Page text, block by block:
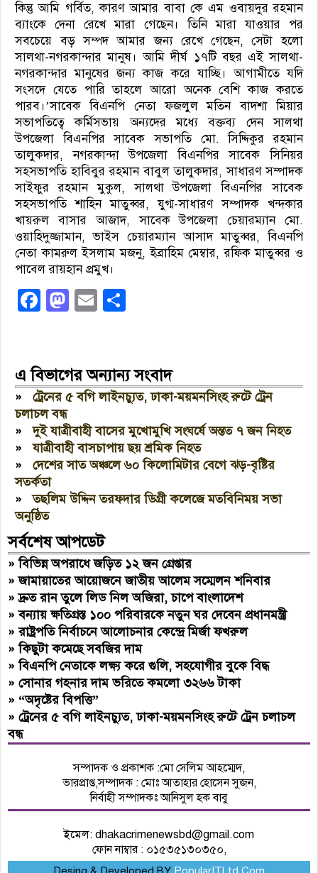
কিন্তু আমি গর্বিত, কারণ আমার বাবা কে এম ওবায়দুর রহমান
ব্যাংকে দেনা রেখে মারা গেছেন। তিনি মারা যাওয়ার পর
সবচেয়ে বড় সম্পদ আমার জন্য রেখে গেছেন, সেটা হলো
সালথা-নগরকান্দার মানুষ। আমি দীর্ঘ ১৭টি বছর এই সালথা-
নগরকান্দার মানুষের জন্য কাজ করে যাচ্ছি। আগামীতে যদি
সংসদে যেতে পারি তাহলে আরো অনেক বেশি কাজ করতে
পারব।’সাবেক বিএনপি নেতা ফজলুল মতিন বাদশা মিয়ার
সভাপতিত্বে কর্মিসভায় অন্যদের মধ্যে বক্তব্য দেন সালথা
উপজেলা বিএনপির সাবেক সভাপতি মো. সিদ্দিকুর রহমান
তালুকদার, নগরকান্দা উপজেলা বিএনপির সাবেক সিনিয়র
সহসভাপতি হাবিবুর রহমান বাবুল তালুকদার, সাধারণ সম্পাদক
সাইফুর রহমান মুকুল, সালথা উপজেলা বিএনপির সাবেক
সহসভাপতি শাহিন মাতুব্বর, যুগ্ম-সাধারণ সম্পাদক খন্দকার
খায়রুল বাসার আজাদ, সাবেক উপজেলা চেয়ারম্যান মো.
ওয়াহিদুজ্জামান, ভাইস চেয়ারম্যান আসাদ মাতুব্বর, বিএনপি
নেতা কামরুল ইসলাম মজনু, ইব্রাহিম মেম্বার, রফিক মাতুব্বর ও
পাবেল রায়হান প্রমুখ।
Facebook
Mastodon
Email
এ বিভাগের অন্যান্য সংবাদ
»ট্রেনের ৫ বগি লাইনচ্যুত, ঢাকা-ময়মনসিংহ রুটে ট্রেন
চলাচল বন্ধ
»দুই যাত্রীবাহী বাসের মুখোমুখি সংঘর্ষে অন্তত ৭ জন নিহত
»যাত্রীবাহী বাসচাপায় ছয় শ্রমিক নিহত
»দেশের সাত অঞ্চলে ৬০ কিলোমিটার বেগে ঝড়-বৃষ্টির
সতর্কতা
»তছলিম উদ্দিন তরফদার ডিগ্রী কলেজে মতবিনিময় সভা
অনুষ্ঠিত
সর্বশেষ আপডেট
»বিভিন্ন অপরাধে জড়িত ১২ জন গ্রেপ্তার
»জামায়াতের আয়োজনে জাতীয় আলেম সম্মেলন শনিবার
»দ্রুত রান তুলে লিড নিল অজিরা, চাপে বাংলাদেশ
»বন্যায় ক্ষতিগ্রস্ত ১০০ পরিবারকে নতুন ঘর দেবেন প্রধানমন্ত্রী
»রাষ্ট্রপতি নির্বাচনে আলোচনার কেন্দ্রে মির্জা ফখরুল
»কিছুটা কমেছে সবজির দাম
»বিএনপি নেতাকে লক্ষ্য করে গুলি, সহযোগীর বুকে বিদ্ধ
»সোনার গহনার দাম ভরিতে কমলো ৩২৬৬ টাকা
» “অদৃষ্টের বিপত্তি”
»ট্রেনের ৫ বগি লাইনচ্যুত, ঢাকা-ময়মনসিংহ রুটে ট্রেন চলাচল
বন্ধ
সম্পাদক ও প্রকাশক :মো সেলিম আহম্মেদ,
ভারপ্রাপ্ত,সম্পাদক : মোঃ আতাহার হোসেন সুজন,
নির্বাহী সম্পাদকঃ আনিসুল হক বাবু
ইমেল: dhakacrimenewsbd@gmail.com
ফোন নাম্বার : ০১৫৩৫১৩০৩৫০,